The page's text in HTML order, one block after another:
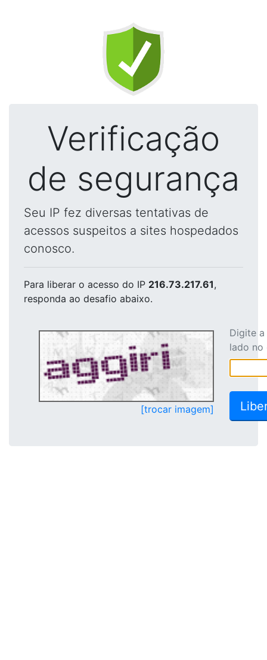
Verificação
de segurança
Seu IP fez diversas tentativas de
acessos suspeitos a sites hospedados
conosco.
Para liberar o acesso do IP 216.73.217.61,
responda ao desafio abaixo.
[trocar imagem]
Digite
lado no